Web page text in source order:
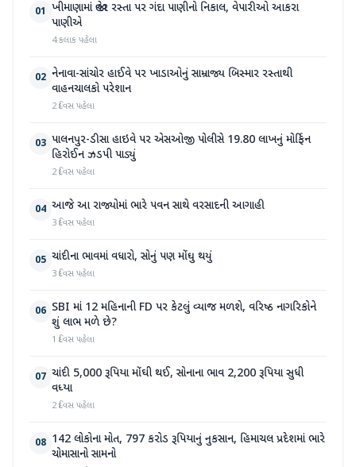
01 ખીમાણામાં જાહેર રસ્તા પર ગંદા પાણીનો નિકાલ, વેપારીઓ આકરા
પાણીએ
4 કલાક પહેલા
02 નેનાવા-સાંચોર હાઈવે પર ખાડાઓનું સામ્રાજ્ય બિસ્માર રસ્તાથી
વાહનચાલકો પરેશાન
2 દિવસ પહેલા
03 પાલનપુર-ડીસા હાઇવે પર એસઓજી પોલીસે 19.80 લાખનું મોર્ફિન
હિરોઈન ઝડપી પાડ્યું
2 દિવસ પહેલા
04 આજે આ રાજ્યોમાં ભારે પવન સાથે વરસાદની આગાહી
3 દિવસ પહેલા
05 ચાંદીના ભાવમાં વધારો, સોનું પણ મોંઘુ થયું
3 દિવસ પહેલા
06 SBI માં 12 મહિનાની FD પર કેટલું વ્યાજ મળશે, વરિષ્ઠ નાગરિકોને
શું લાભ મળે છે?
1 દિવસ પહેલા
07 ચાંદી 5,000 રૂપિયા મોંઘી થઈ, સોનાના ભાવ 2,200 રૂપિયા સુધી
વધ્યા
2 દિવસ પહેલા
08 142 લોકોના મોત, 797 કરોડ રૂપિયાનું નુકસાન, હિમાચલ પ્રદેશમાં ભારે
ચોમાસાનો સામનો